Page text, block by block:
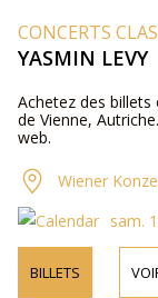
CONCERTS
YASMIN LEVY
Achetez des
de Vienne,
web.
Wiener
sam.
BILLETS